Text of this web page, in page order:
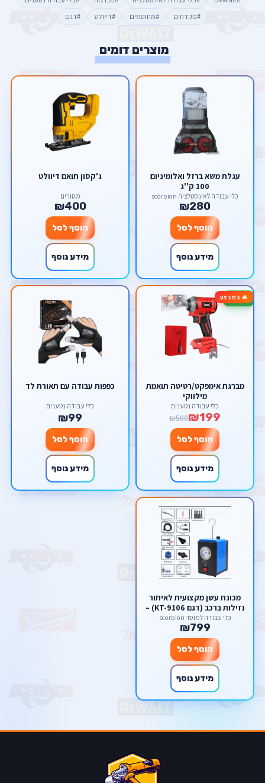
#מקדחים
#מחוסמים #דיוולט #דגם
מוצרים דומים
עגלת משא ברזל ואלומיניום
100 ק''ג
כלי עבודה לאינסטלציה scorpion
₪280
הוסף לסל
מידע נוסף
ג'קסון תואם דיוולט
מסורים
₪400
הוסף לסל
מידע נוסף
🔥 במבצע-60%
מברגת אימפקט/רטיטה תואמת
מילווקי
כלי עבודה נטענים
₪199
₪500
הוסף לסל
מידע נוסף
כפפות עבודה עם תאורת לד
כלי עבודה נטענים
₪99
הוסף לסל
מידע נוסף
מכונת עשן מקצועית לאיתור
נזילות ברכב (דגם KT-9106) –
גלאי דליפות בצנרת, יניקה
כלי עבודה למוסך scorpion
₪799
הוסף לסל
מידע נוסף